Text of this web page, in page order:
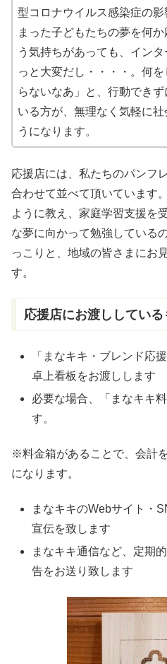
型コロナウイルス感染症の影
まった子どもたちの夢を何
う気持ちがあっても、インタ
っと大変だし・・・・。何
らないなあ」と、行動でき
いる方が、無理なく気軽に社
うになります。
応援店には、私たちのパンフ
合わせて並べて頂いています
ように教え、家庭学習支援を
な夢に向かって勉強している
っこりと、地域の皆さまにお
す。
応援店にお渡ししている
「まなキキ・ブレンド応
卓上看板をお渡しします
必要な場合、「まなキキ
す。
※料金箱があることで、会計
になります。
まなキキのWebサイト・
宣伝を致します
まなキキ通信など、定期
告をお送り致します